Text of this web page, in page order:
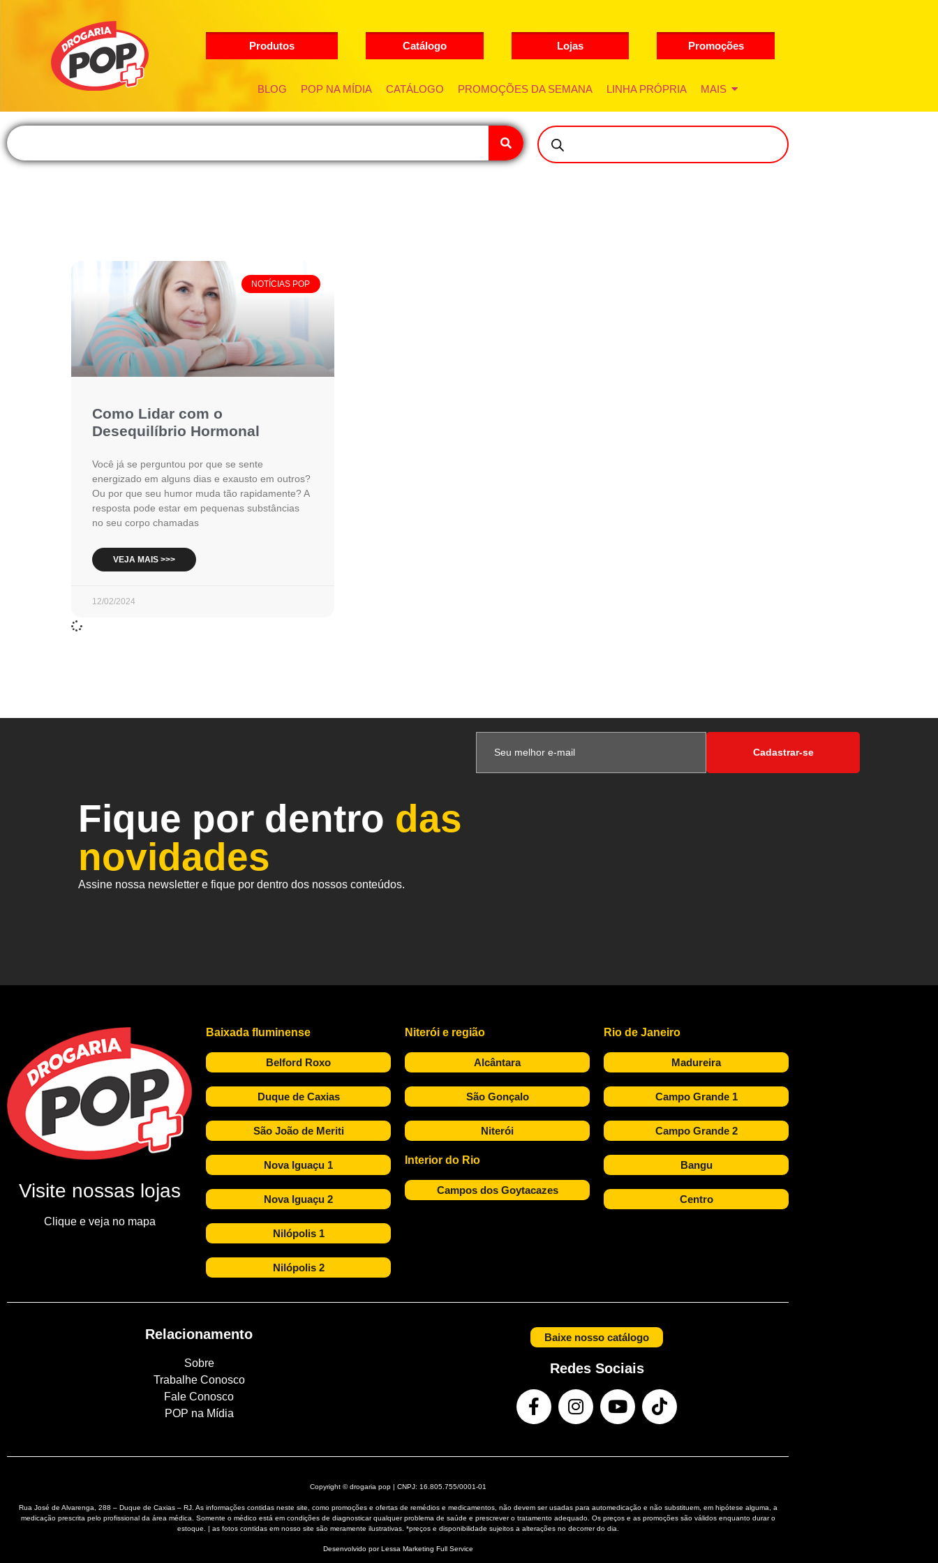
Produtos Catálogo Lojas Promoções
BLOG POP NA MÍDIA CATÁLOGO PROMOÇÕES DA SEMANA LINHA PRÓPRIA MAIS
NOTÍCIAS POP
Como Lidar com o
Desequilíbrio Hormonal
Você já se perguntou por que se sente
energizado em alguns dias e exausto em outros?
Ou por que seu humor muda tão rapidamente? A
resposta pode estar em pequenas substâncias
no seu corpo chamadas
VEJA MAIS >>>
12/02/2024
Fique por dentro das
novidades
Assine nossa newsletter e fique por dentro dos nossos conteúdos.
Cadastrar-se
Visite nossas lojas
Clique e veja no mapa
Baixada fluminense
Belford Roxo
Duque de Caxias
São João de Meriti
Nova Iguaçu 1
Nova Iguaçu 2
Nilópolis 1
Nilópolis 2
Niterói e região
Alcântara
São Gonçalo
Niterói
Interior do Rio
Campos dos Goytacazes
Rio de Janeiro
Madureira
Campo Grande 1
Campo Grande 2
Bangu
Centro
Relacionamento
Sobre
Trabalhe Conosco
Fale Conosco
POP na Mídia
Baixe nosso catálogo
Redes Sociais
Copyright © drogaria pop | CNPJ: 16.805.755/0001-01
Rua José de Alvarenga, 288 – Duque de Caxias – RJ. As informações contidas neste site, como promoções e ofertas de remédios e medicamentos, não devem ser usadas para automedicação e não substituem, em hipótese alguma, a
medicação prescrita pelo profissional da área médica. Somente o médico está em condições de diagnosticar qualquer problema de saúde e prescrever o tratamento adequado. Os preços e as promoções são válidos enquanto durar o
estoque. | as fotos contidas em nosso site são meramente ilustrativas. *preços e disponibilidade sujeitos a alterações no decorrer do dia.
Desenvolvido por Lessa Marketing Full Service